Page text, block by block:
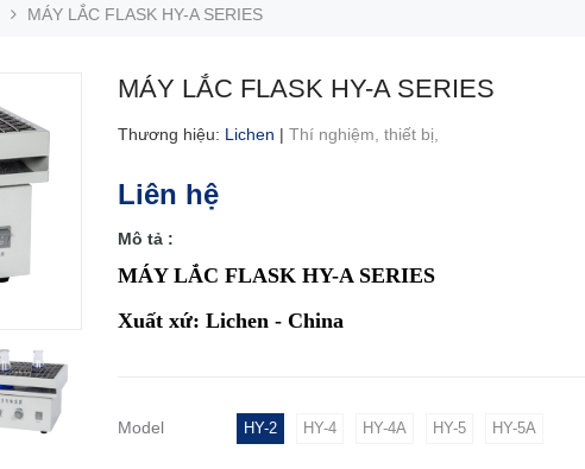
MÁY LẮC FLASK HY-A SERIES
MÁY LẮC FLASK HY-A SERIES
Thương hiệu: Lichen | Thí nghiệm, thiết bị,
Liên hệ
Mô tả :
MÁY LẮC FLASK HY-A SERIES
Xuất xứ: Lichen - China
Model HY-2 HY-4 HY-4A HY-5 HY-5A